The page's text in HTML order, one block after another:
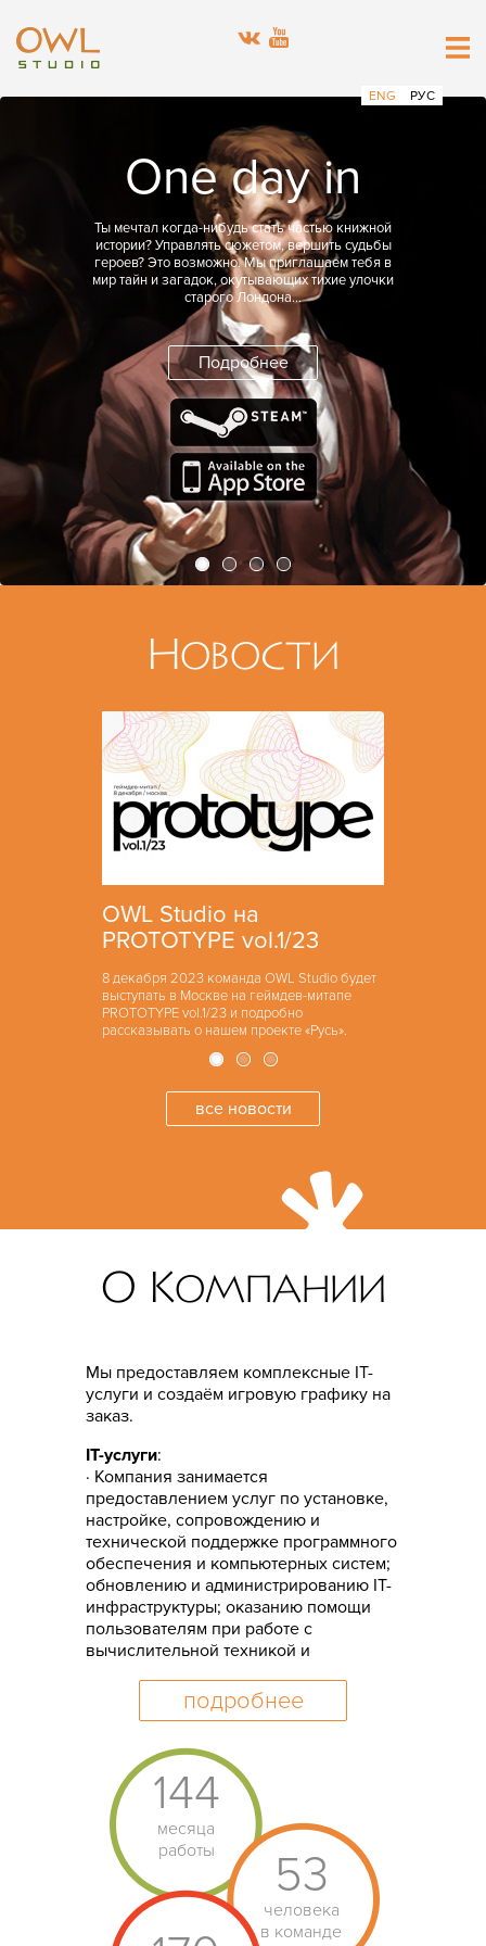
ENG РУС
One day in
London
Ты мечтал когда-нибудь стать частью книжной
истории? Управлять сюжетом, вершить судьбы
героев? Это возможно. Мы приглашаем тебя в
мир тайн и загадок, окутывающих тихие улочки
старого Лондона…
Подробнее
Новости
OWL Studio на
PROTOTYPE vol.1/23
8 декабря 2023 команда OWL Studio будет
выступать в Москве на геймдев-митапе
PROTOTYPE vol.1/23 и подробно
рассказывать о нашем проекте «Русь».
все новости
О Компании
Мы предоставляем комплексные IT-
услуги и создаём игровую графику на
заказ.
IT-услуги:
· Компания занимается
предоставлением услуг по установке,
настройке, сопровождению и
технической поддержке программного
обеспечения и компьютерных систем;
обновлению и администрированию IT-
инфраструктуры; оказанию помощи
пользователям при работе с
вычислительной техникой и
Стоимость IT-сопровождения:
Игровая графика:
Работаем с графикой всех видов: 2D,
3D, анимации, с нуля и до финала.
Ориентируемся в происходящем на
рынке игр, понимаем актуальные
тренды в графике и работаем со всеми
распространенными пайплайнами
производства. Наши сильные
компетенции:
подробнее
144
месяца
работы
53
человека
в команде